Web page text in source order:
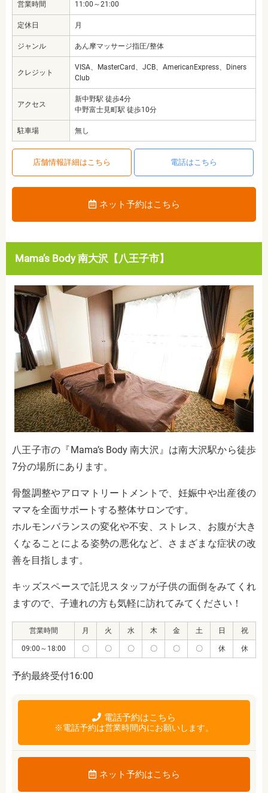
営業時間 11:00～21:00
定休日 月
ジャンル あん摩マッサージ指圧/整体
クレジット
VISA、MasterCard、JCB、AmericanExpress、Diners
Club
アクセス
新中野駅 徒歩4分
中野富士見町駅 徒歩10分
駐車場 無し
店舗情報詳細はこちら 電話はこちら
ネット予約はこちら
Mama’s Body 南大沢【八王子市】
八王子市の『Mama’s Body 南大沢』は南大沢駅から徒歩
7分の場所にあります。
骨盤調整やアロマトリートメントで、妊娠中や出産後の
ママを全面サポートする整体サロンです。
ホルモンバランスの変化や不安、ストレス、お腹が大き
くなることによる姿勢の悪化など、さまざまな症状の改
善を目指します。
キッズスペースで託児スタッフが子供の面倒をみてくれ
ますので、子連れの方も気軽に訪れてみてください！
営業時間 月 火 水 木 金 土 日 祝
09:00～18:00 〇 〇 〇 〇 〇 〇 休 休
予約最終受付16:00
電話予約はこちら
※電話予約は営業時間内にお願いします。
ネット予約はこちら